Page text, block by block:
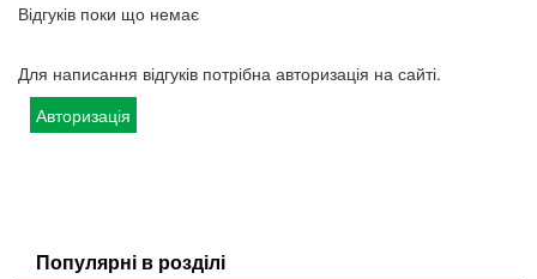
Відгуків поки що немає
Для написання відгуків потрібна авторизація на сайті.
Авторизація
Популярні в розділі